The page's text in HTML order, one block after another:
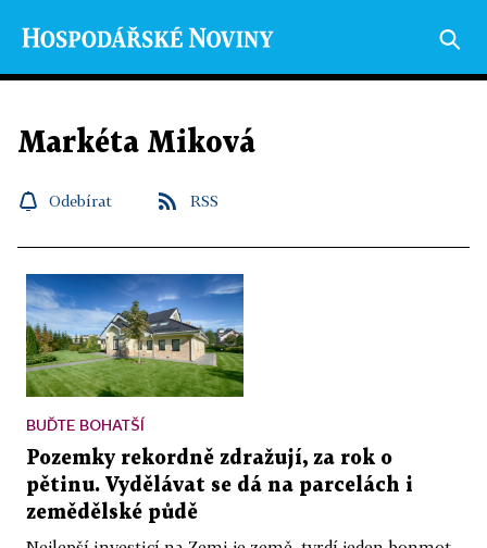
Markéta Miková
Odebírat RSS
BUĎTE BOHATŠÍ
Pozemky rekordně zdražují, za rok o
pětinu. Vydělávat se dá na parcelách i
zemědělské půdě